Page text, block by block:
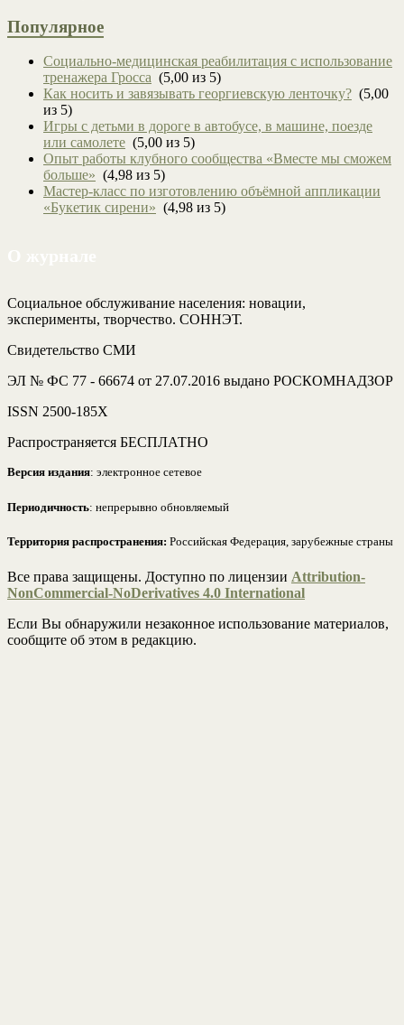
Популярное
Социально-медицинская реабилитация с использование
тренажера Гросса (5,00 из 5)
Как носить и завязывать георгиевскую ленточку? (5,00
из 5)
Игры с детьми в дороге в автобусе, в машине, поезде
или самолете (5,00 из 5)
Опыт работы клубного сообщества «Вместе мы сможем
больше» (4,98 из 5)
Мастер-класс по изготовлению объёмной аппликации
«Букетик сирени» (4,98 из 5)
Социальное обслуживание населения: новации,
эксперименты, творчество. СОННЭТ.
Свидетельство СМИ
ЭЛ № ФС 77 - 66674 от 27.07.2016 выдано РОСКОМНАДЗОР
ISSN 2500-185Х
Распространяется БЕСПЛАТНО
Версия издания: электронное сетевое
Периодичность: непрерывно обновляемый
Территория распространения: Российская Федерация, зарубежные страны
Все права защищены. Доступно по лицензии Attribution-
NonCommercial-NoDerivatives 4.0 International
Если Вы обнаружили незаконное использование материалов,
сообщите об этом в редакцию.